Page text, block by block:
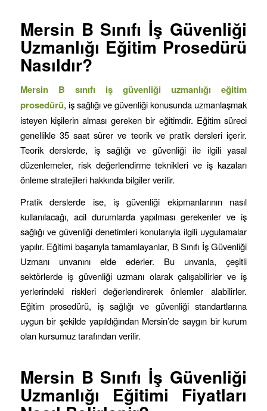
Mersin B Sınıfı İş Güvenliği
Uzmanlığı Eğitim Prosedürü
Nasıldır?
Mersin B sınıfı iş güvenliği uzmanlığı eğitim
prosedürü, iş sağlığı ve güvenliği konusunda uzmanlaşmak
isteyen kişilerin alması gereken bir eğitimdir. Eğitim süreci
genellikle 35 saat sürer ve teorik ve pratik dersleri içerir.
Teorik derslerde, iş sağlığı ve güvenliği ile ilgili yasal
düzenlemeler, risk değerlendirme teknikleri ve iş kazaları
önleme stratejileri hakkında bilgiler verilir.
Pratik derslerde ise, iş güvenliği ekipmanlarının nasıl
kullanılacağı, acil durumlarda yapılması gerekenler ve iş
sağlığı ve güvenliği denetimleri konularıyla ilgili uygulamalar
yapılır. Eğitimi başarıyla tamamlayanlar, B Sınıfı İş Güvenliği
Uzmanı unvanını elde ederler. Bu unvanla, çeşitli
sektörlerde iş güvenliği uzmanı olarak çalışabilirler ve iş
yerlerindeki riskleri değerlendirerek önlemler alabilirler.
Eğitim prosedürü, iş sağlığı ve güvenliği standartlarına
uygun bir şekilde yapıldığından Mersin’de saygın bir kurum
olan kursumuz tarafından verilir.
Mersin B Sınıfı İş Güvenliği
Uzmanlığı Eğitimi Fiyatları